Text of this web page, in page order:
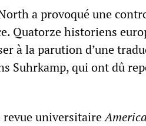
a provoqué une
Quatorze historiens
à la parution d’une
Suhrkamp, qui ont dû
revue universitaire